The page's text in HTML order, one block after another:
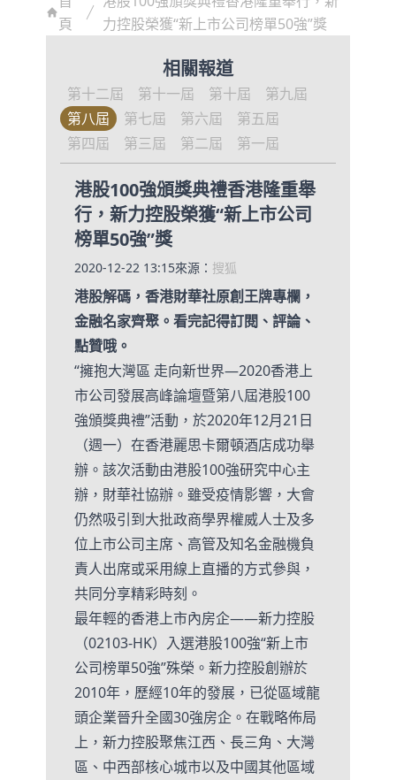
頁
力控股榮獲“新上市公司榜單50強”獎
相關報道
第十二屆 第十一屆 第十屆
第九屆
第八屆
第七屆 第六屆
第五屆
第四屆
第三屆 第二屆 第一屆
港股100強頒獎典禮香港隆重舉
行，新力控股榮獲“新上市公司
榜單50強”獎
2020-12-22 13:15來源： 搜狐
港股解碼，香港財華社原創王牌專欄，
金融名家齊聚。看完記得訂閱、評論、
點贊哦。
“擁抱大灣區 走向新世界—2020香港上
市公司發展高峰論壇暨第八屆港股100
強頒獎典禮”活動，於2020年12月21日
（週一）在香港麗思卡爾頓酒店成功舉
辦。該次活動由港股100強研究中心主
辦，財華社協辦。雖受疫情影響，大會
仍然吸引到大批政商學界權威人士及多
位上市公司主席、高管及知名金融機負
責人出席或采用線上直播的方式參與，
共同分享精彩時刻。
最年輕的香港上市內房企——新力控股
（02103-HK）入選港股100強“新上市
公司榜單50強”殊榮。新力控股創辦於
2010年，歷經10年的發展，已從區域龍
頭企業晉升全國30強房企。在戰略佈局
上，新力控股聚焦江西、長三角、大灣
區、中西部核心城市以及中國其他區域